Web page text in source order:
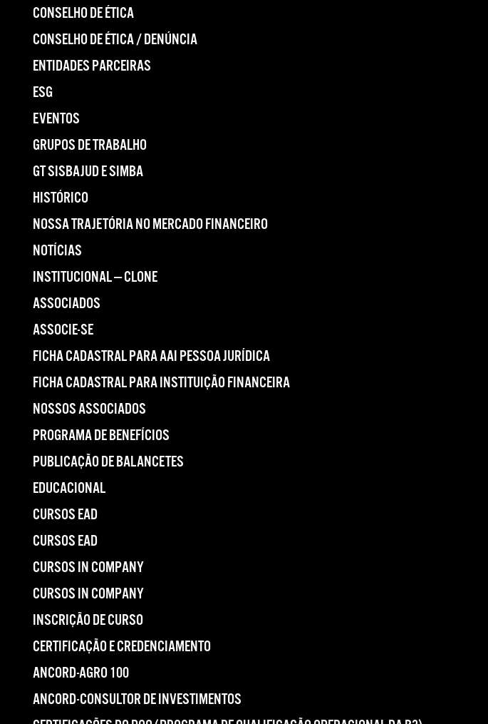
CONSELHO DE ÉTICA
CONSELHO DE ÉTICA / DENÚNCIA
ENTIDADES PARCEIRAS
ESG
EVENTOS
GRUPOS DE TRABALHO
GT SISBAJUD E SIMBA
HISTÓRICO
NOSSA TRAJETÓRIA NO MERCADO FINANCEIRO
NOTÍCIAS
INSTITUCIONAL — CLONE
ASSOCIADOS
ASSOCIE-SE
FICHA CADASTRAL PARA AAI PESSOA JURÍDICA
FICHA CADASTRAL PARA INSTITUIÇÃO FINANCEIRA
NOSSOS ASSOCIADOS
PROGRAMA DE BENEFÍCIOS
PUBLICAÇÃO DE BALANCETES
EDUCACIONAL
CURSOS EAD
CURSOS EAD
CURSOS IN COMPANY
CURSOS IN COMPANY
INSCRIÇÃO DE CURSO
CERTIFICAÇÃO E CREDENCIAMENTO
ANCORD-AGRO 100
ANCORD-CONSULTOR DE INVESTIMENTOS